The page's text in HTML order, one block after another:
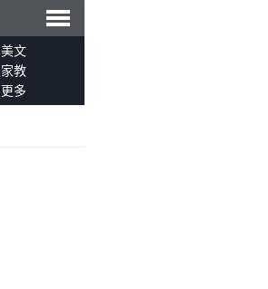
導
美文
家教
更多